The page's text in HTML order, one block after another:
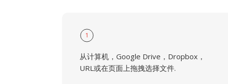
1
从计算机，Google Drive，Dropbox，
URL或在页面上拖拽选择文件.